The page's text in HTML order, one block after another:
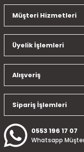
Ürün resmi
Ürün
Ürün fiyatı diğer
Bu ürüne benzer
Müşteri Hizmetleri
Üyelik İşlemleri
Alışveriş
Sipariş İşlemleri
0553 196 17 07
Whatsapp